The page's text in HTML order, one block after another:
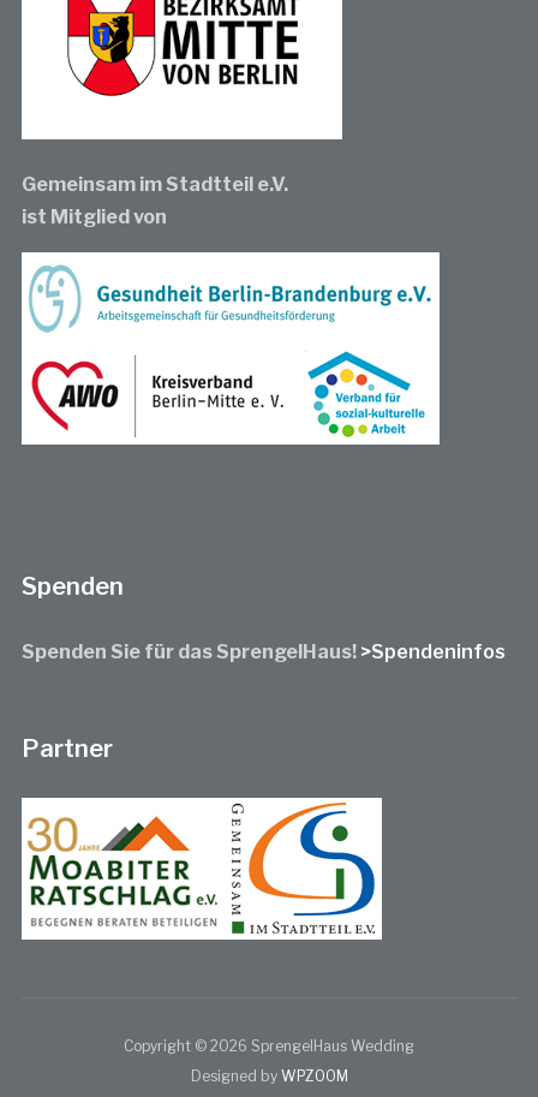
Gemeinsam im Stadtteil e.V.
ist Mitglied von
Spenden
Spenden Sie für das SprengelHaus! >Spendeninfos
Partner
Copyright © 2026 SprengelHaus Wedding
Designed by WPZOOM